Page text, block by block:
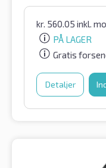
kr. 560.05 inkl.
PÅ LAGER
Gratis
Detaljer